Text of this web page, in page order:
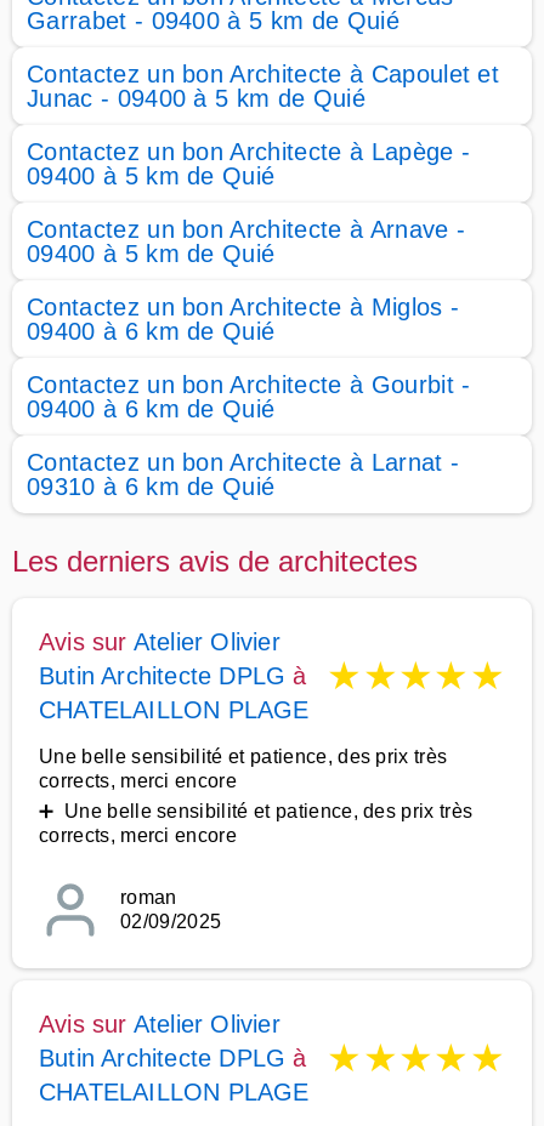
Garrabet - 09400 à 5 km de Quié
Contactez un bon Architecte à Capoulet et
Junac - 09400 à 5 km de Quié
Contactez un bon Architecte à Lapège -
09400 à 5 km de Quié
Contactez un bon Architecte à Arnave -
09400 à 5 km de Quié
Contactez un bon Architecte à Miglos -
09400 à 6 km de Quié
Contactez un bon Architecte à Gourbit -
09400 à 6 km de Quié
Contactez un bon Architecte à Larnat -
09310 à 6 km de Quié
Les derniers avis de architectes
Avis sur Atelier Olivier
Butin Architecte DPLG à
CHATELAILLON PLAGE
★★★★★
Une belle sensibilité et patience, des prix très
corrects, merci encore
➕ Une belle sensibilité et patience, des prix très
corrects, merci encore
roman
02/09/2025
Avis sur Atelier Olivier
Butin Architecte DPLG à
CHATELAILLON PLAGE
★★★★★